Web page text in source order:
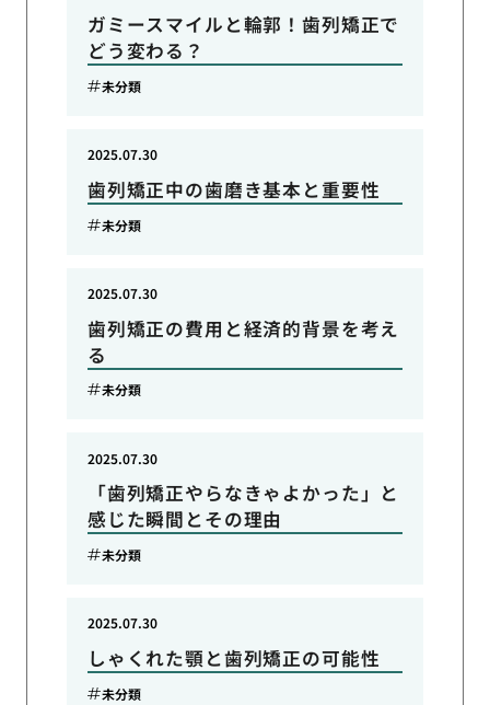
ガミースマイルと輪郭！歯列矯正で
どう変わる？
未分類
歯列矯正中の歯磨き基本と重要性
2025.07.30
未分類
歯列矯正の費用と経済的背景を考え
る
2025.07.30
未分類
「歯列矯正やらなきゃよかった」と
感じた瞬間とその理由
2025.07.30
未分類
しゃくれた顎と歯列矯正の可能性
2025.07.30
未分類